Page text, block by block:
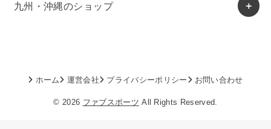
九州・沖縄のショップ
ホーム 運営会社 プライバシーポリシー お問い合わせ
© 2026 ファブスポーツ All Rights Reserved.